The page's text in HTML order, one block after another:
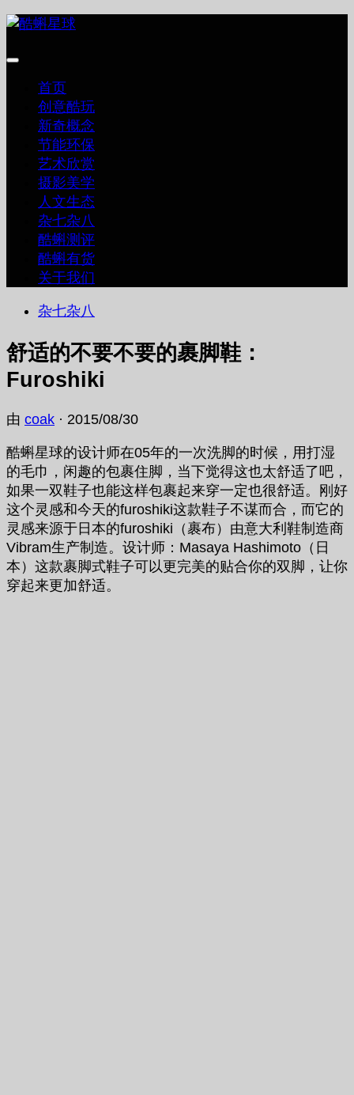
跳
内
首页
创意酷玩
新奇概念
节能环保
艺术欣赏
摄影美学
人文生态
杂七杂八
酷蝌测评
酷蝌有货
关于我们
杂七杂八
舒适的不要不要的裹脚鞋：
Furoshiki
由 coak · 2015/08/30
酷蝌星球的设计师在05年的一次洗脚的时候，用打湿
的毛巾，闲趣的包裹住脚，当下觉得这也太舒适了吧，
如果一双鞋子也能这样包裹起来穿一定也很舒适。刚好
这个灵感和今天的furoshiki这款鞋子不谋而合，而它的
灵感来源于日本的furoshiki（裹布）由意大利鞋制造商
Vibram生产制造。设计师：Masaya Hashimoto（日
本）这款裹脚式鞋子可以更完美的贴合你的双脚，让你
穿起来更加舒适。